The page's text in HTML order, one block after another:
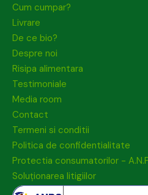
Cum cumpar?
Livrare
De ce bio?
Despre noi
Risipa alimentara
Testimoniale
Media room
Contact
Termeni si conditii
Politica de confidentialitate
Protectia consumatorilor -
Soluționarea litigiilor